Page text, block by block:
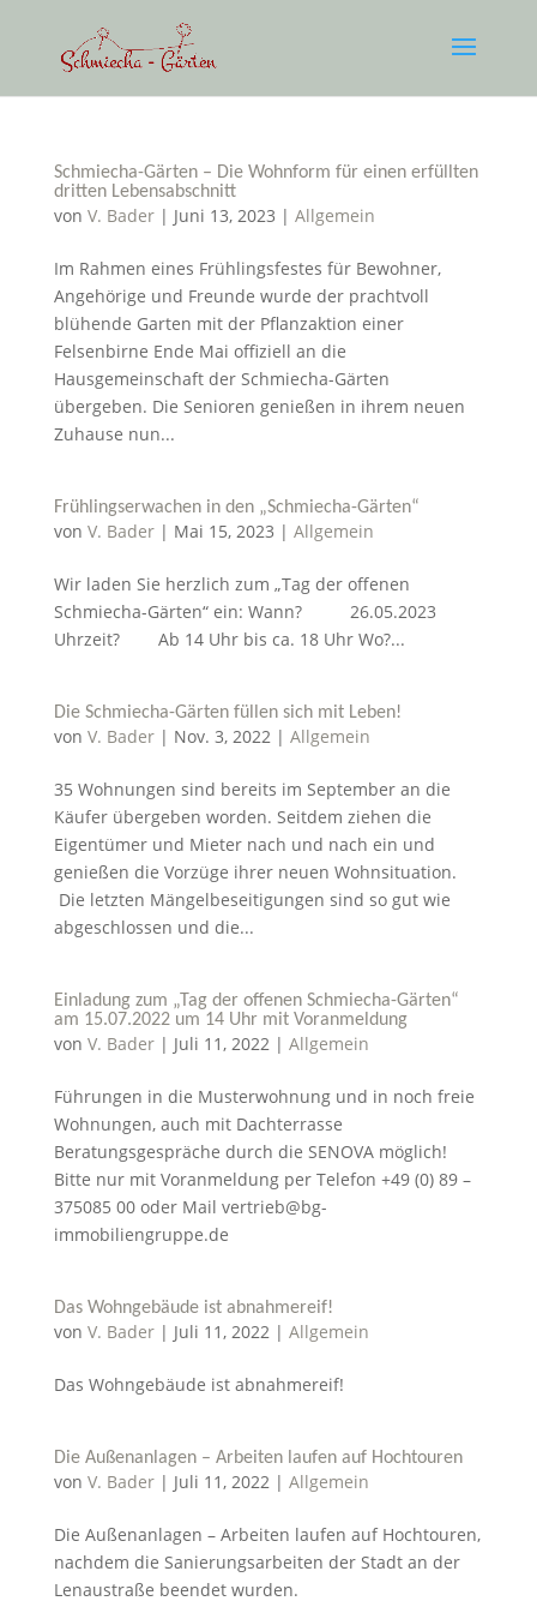
Schmiecha-Gärten – Die Wohnform für einen erfüllten
dritten Lebensabschnitt
von V. Bader| Juni 13, 2023 | Allgemein
Im Rahmen eines Frühlingsfestes für Bewohner,
Angehörige und Freunde wurde der prachtvoll
blühende Garten mit der Pflanzaktion einer
Felsenbirne Ende Mai offiziell an die
Hausgemeinschaft der Schmiecha-Gärten
übergeben. Die Senioren genießen in ihrem neuen
Zuhause nun...
Frühlingserwachen in den „Schmiecha-Gärten“
von V. Bader| Mai 15, 2023 | Allgemein
Wir laden Sie herzlich zum „Tag der offenen
Schmiecha-Gärten“ ein: Wann? 26.05.2023
Uhrzeit? Ab 14 Uhr bis ca. 18 Uhr Wo?...
Die Schmiecha-Gärten füllen sich mit Leben!
von V. Bader| Nov. 3, 2022| Allgemein
35 Wohnungen sind bereits im September an die
Käufer übergeben worden. Seitdem ziehen die
Eigentümer und Mieter nach und nach ein und
genießen die Vorzüge ihrer neuen Wohnsituation.
Die letzten Mängelbeseitigungen sind so gut wie
abgeschlossen und die...
Einladung zum „Tag der offenen Schmiecha-Gärten“
am 15.07.2022 um 14 Uhr mit Voranmeldung
von V. Bader| Juli 11, 2022| Allgemein
Führungen in die Musterwohnung und in noch freie
Wohnungen, auch mit Dachterrasse
Beratungsgespräche durch die SENOVA möglich!
Bitte nur mit Voranmeldung per Telefon +49 (0) 89 –
375085 00 oder Mail vertrieb@bg-
immobiliengruppe.de
Das Wohngebäude ist abnahmereif!
von V. Bader| Juli 11, 2022| Allgemein
Das Wohngebäude ist abnahmereif!
Die Außenanlagen – Arbeiten laufen auf Hochtouren
von V. Bader| Juli 11, 2022| Allgemein
Die Außenanlagen – Arbeiten laufen auf Hochtouren,
nachdem die Sanierungsarbeiten der Stadt an der
Lenaustraße beendet wurden.